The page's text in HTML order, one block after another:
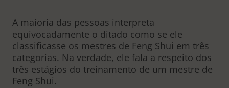
A maioria das pessoas interpreta
equivocadamente o ditado como se ele
classificasse os mestres de Feng Shui em três
categorias. Na verdade, ele fala a respeito dos
três estágios do treinamento de um mestre de
Feng Shui.